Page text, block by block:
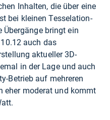
Inhalten, die über eine
bei kleinen Tesselation-
Übergänge bringt ein
auch das
aktueller 3D-
in der Lage und auch
Betrieb auf mehreren
eher moderat und kommt